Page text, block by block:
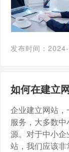
发布时间：
如何在建立
企业建立网站
服务，大多数
源。对于中小
站，我们应该非